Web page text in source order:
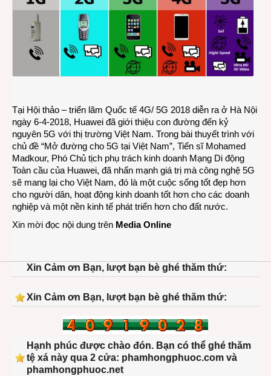
Tại Hội thảo – triển lãm Quốc tế 4G/ 5G 2018 diễn ra ở Hà Nội
ngày 6-4-2018, Huawei đã giới thiệu con đường đến kỷ
nguyên 5G với thị trường Việt Nam. Trong bài thuyết trình với
chủ đề “Mở đường cho 5G tại Việt Nam”, Tiến sĩ Mohamed
Madkour, Phó Chủ tịch phụ trách kinh doanh Mạng Di động
Toàn cầu của Huawei, đã nhấn mạnh giá trị mà công nghệ 5G
sẽ mang lại cho Việt Nam, đó là một cuộc sống tốt đẹp hơn
cho người dân, hoạt động kinh doanh tốt hơn cho các doanh
nghiệp và một nền kinh tế phát triển hơn cho đất nước.
Xin mời đọc nội dung trên Media Online
Xin Cảm ơn Bạn, lượt bạn bè ghé thăm thứ:
Xin Cảm ơn Bạn, lượt bạn bè ghé thăm thứ:
Hạnh phúc được chào đón. Bạn có thể ghé thăm
tệ xá này qua 2 cửa: phamhongphuoc.com và
phamhongphuoc.net